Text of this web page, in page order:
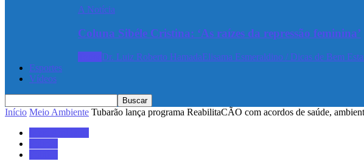
A Notícia
Coluna Sibéle Cristina: ‘As raízes da repressão feminina’
Dr. Luiz Roberto HamadaElisama Esmeraldino / Dicas de Bem
Esportes
Vídeos
Início Meio Ambiente Tubarão lança programa ReabilitaCÃO com acordos de saúde,